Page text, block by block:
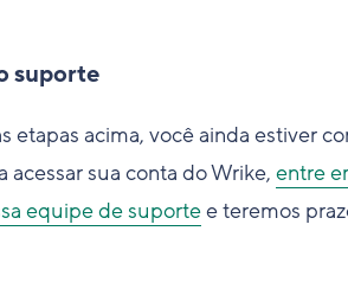
suporte
etapas acima, você ainda estiver
sua conta do Wrike, entre
equipe de suportee teremos